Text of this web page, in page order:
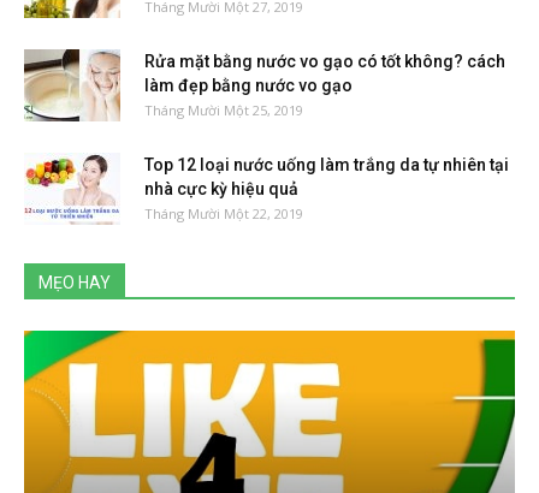
Tháng Mười Một 27, 2019
Rửa mặt bằng nước vo gạo có tốt không? cách
làm đẹp bằng nước vo gạo
Tháng Mười Một 25, 2019
Top 12 loại nước uống làm trắng da tự nhiên tại
nhà cực kỳ hiệu quả
Tháng Mười Một 22, 2019
MẸO HAY